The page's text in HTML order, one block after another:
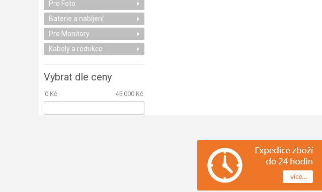
Pro Foto
Baterie a nabíjení
Pro Monitory
Kabely a redukce
Vybrat dle ceny
0 Kč 45 000 Kč